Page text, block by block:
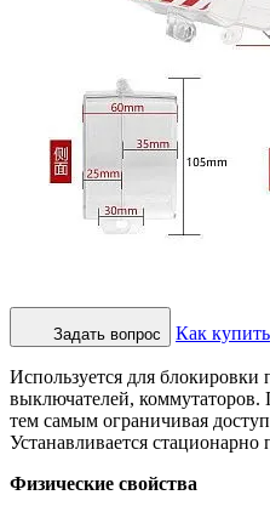
Задать вопрос Как купить
Используется для блокировки
выключателей, коммутаторов.
тем самым ограничивая
Устанавливается
Физические свойства